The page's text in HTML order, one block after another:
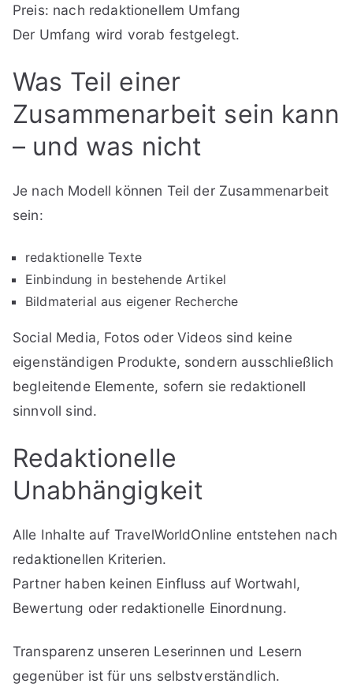
Preis: nach redaktionellem Umfang
Der Umfang wird vorab festgelegt.
Was Teil einer
Zusammenarbeit sein kann
– und was nicht
Je nach Modell können Teil der Zusammenarbeit
sein:
redaktionelle Texte
Einbindung in bestehende Artikel
Bildmaterial aus eigener Recherche
Social Media, Fotos oder Videos sind keine
eigenständigen Produkte, sondern ausschließlich
begleitende Elemente, sofern sie redaktionell
sinnvoll sind.
Redaktionelle
Unabhängigkeit
Alle Inhalte auf TravelWorldOnline entstehen nach
redaktionellen Kriterien.
Partner haben keinen Einfluss auf Wortwahl,
Bewertung oder redaktionelle Einordnung.
Transparenz unseren Leserinnen und Lesern
gegenüber ist für uns selbstverständlich.